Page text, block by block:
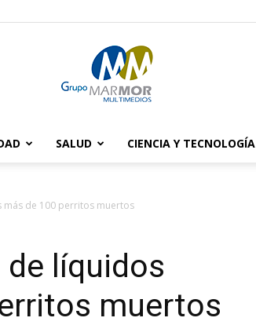
Marmor
SALUD CIENCIA Y TECNOLOGÍA
más de 100 perritos muertos
de líquidos
muertos